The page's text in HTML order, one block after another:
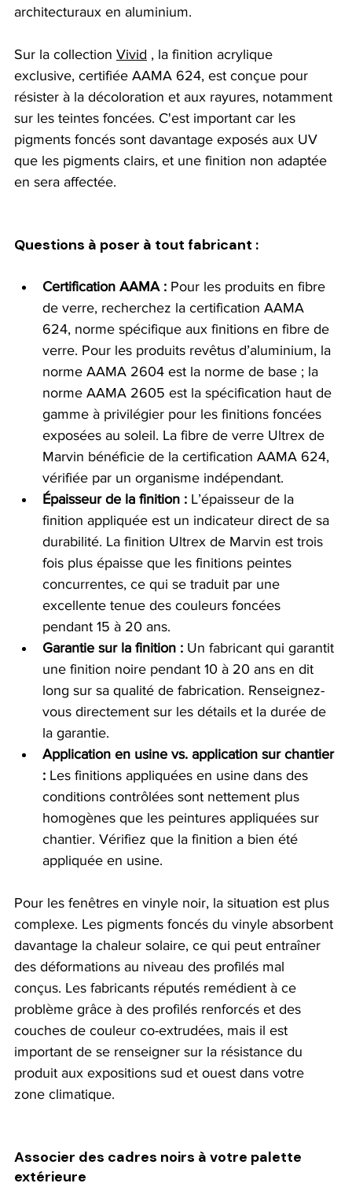
architecturaux en aluminium.
Sur la collection Vivid , la finition acrylique
exclusive, certifiée AAMA 624, est conçue pour
résister à la décoloration et aux rayures, notamment
sur les teintes foncées. C'est important car les
pigments foncés sont davantage exposés aux UV
que les pigments clairs, et une finition non adaptée
en sera affectée.
Questions à poser à tout fabricant :
Certification AAMA : Pour les produits en fibre
de verre, recherchez la certification AAMA
624, norme spécifique aux finitions en fibre de
verre. Pour les produits revêtus d’aluminium, la
norme AAMA 2604 est la norme de base ; la
norme AAMA 2605 est la spécification haut de
gamme à privilégier pour les finitions foncées
exposées au soleil. La fibre de verre Ultrex de
Marvin bénéficie de la certification AAMA 624,
vérifiée par un organisme indépendant.
Épaisseur de la finition : L’épaisseur de la
finition appliquée est un indicateur direct de sa
durabilité. La finition Ultrex de Marvin est trois
fois plus épaisse que les finitions peintes
concurrentes, ce qui se traduit par une
excellente tenue des couleurs foncées
pendant 15 à 20 ans.
Garantie sur la finition : Un fabricant qui garantit
une finition noire pendant 10 à 20 ans en dit
long sur sa qualité de fabrication. Renseignez-
vous directement sur les détails et la durée de
la garantie.
Application en usine vs. application sur chantier
: Les finitions appliquées en usine dans des
conditions contrôlées sont nettement plus
homogènes que les peintures appliquées sur
chantier. Vérifiez que la finition a bien été
appliquée en usine.
Pour les fenêtres en vinyle noir, la situation est plus
complexe. Les pigments foncés du vinyle absorbent
davantage la chaleur solaire, ce qui peut entraîner
des déformations au niveau des profilés mal
conçus. Les fabricants réputés remédient à ce
problème grâce à des profilés renforcés et des
couches de couleur co-extrudées, mais il est
important de se renseigner sur la résistance du
produit aux expositions sud et ouest dans votre
zone climatique.
Associer des cadres noirs à votre palette
extérieure